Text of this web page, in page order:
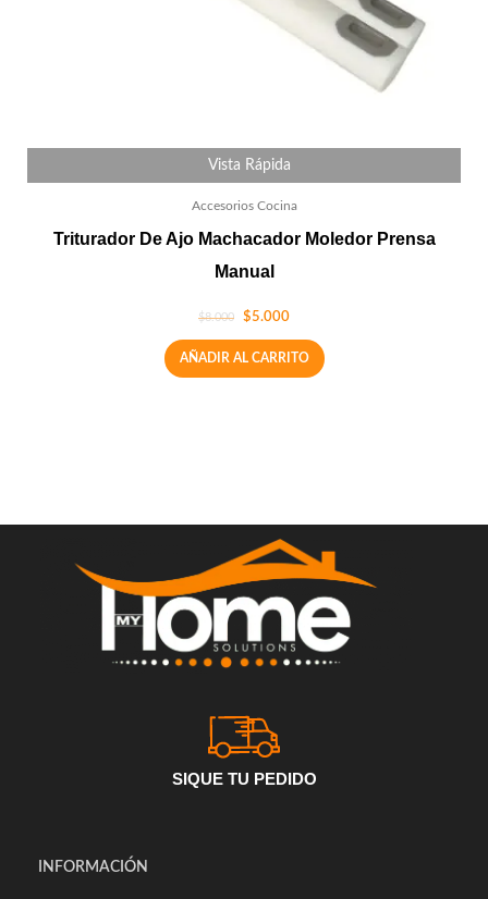
Vista Rápida
Accesorios Cocina
Triturador De Ajo Machacador Moledor Prensa
Manual
$8.000 $5.000
AÑADIR AL CARRITO
SIQUE TU PEDIDO
INFORMACIÓN